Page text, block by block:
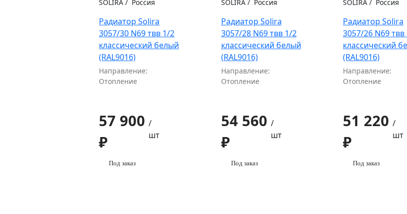
SOLIRA / Россия
Радиатор Solira
3057/30 N69 твв 1/2
классический белый
(RAL9016)
Направление:
Отопление
57 900
₽
/
шт
Под заказ
SOLIRA/ Россия
Радиатор Solira
3057/28 N69 твв 1/2
классический белый
(RAL9016)
Направление:
Отопление
54 560
₽
/
шт
Под заказ
SOLIRA / Россия
Радиатор Solira
3057/26 N69 твв
классический
(RAL9016)
Направление:
Отопление
51 220
₽
/
шт
Под заказ